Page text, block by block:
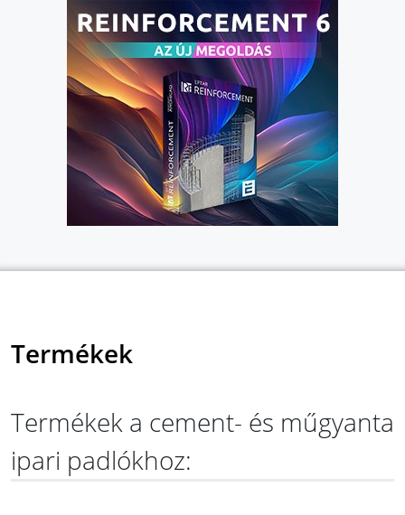
Termékek
Termékek a cement- és műgyanta
ipari padlókhoz: